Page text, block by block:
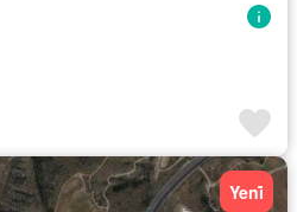
Yeni̇